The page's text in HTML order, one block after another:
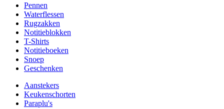
Pennen
Waterflessen
Rugzakken
Notitieblokken
T-Shirts
Notitieboeken
Snoep
Geschenken
Aanstekers
Keukenschorten
Paraplu's